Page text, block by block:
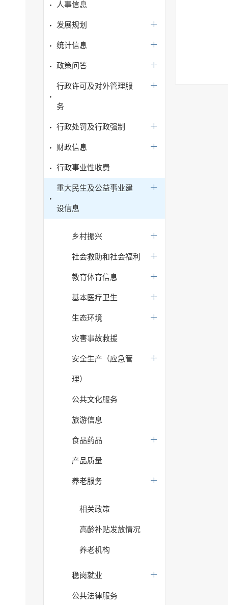
人事信息
发展规划
统计信息
政策问答
行政许可及对外管理服
务
行政处罚及行政强制
财政信息
行政事业性收费
重大民生及公益事业建
设信息
乡村振兴
社会救助和社会福利
教育体育信息
基本医疗卫生
生态环境
灾害事故救援
安全生产（应急管
理）
公共文化服务
旅游信息
食品药品
产品质量
养老服务
相关政策
高龄补贴发放情况
养老机构
稳岗就业
公共法律服务